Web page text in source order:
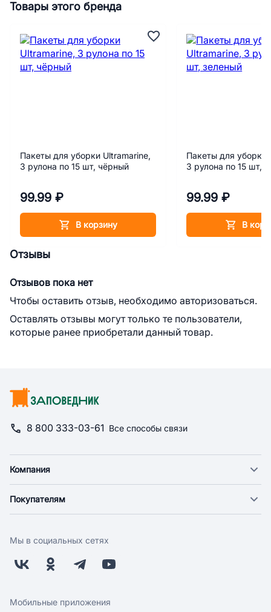
Товары этого бренда
Пакеты для уборки Ultramarine,
3 рулона по 15 шт, чёрный
99.99 ₽
В корзину
Пакеты для уборки
3 рулона по 15 шт,
99.99 ₽
В
Отзывы
Отзывов пока нет
Чтобы оставить отзыв, необходимо авторизоваться.
Оставлять отзывы могут только те пользователи,
которые ранее приобретали данный товар.
8 800 333-03-61 Все способы связи
Компания
Новости
Поставщикам
Заводчикам
Обратная связь
Покупателям
Оплата
Бонусная программа
Скидки и акции
Мы в социальных сетях
Мобильные приложения